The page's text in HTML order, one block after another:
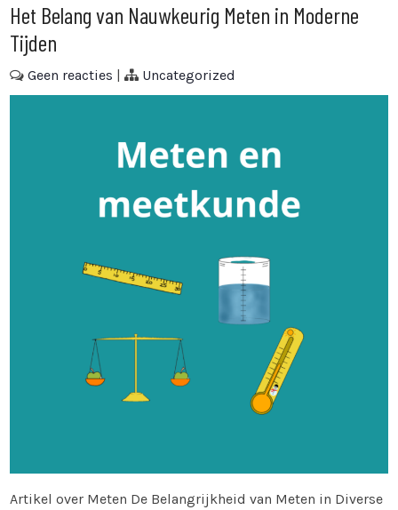
Het Belang van Nauwkeurig Meten in Moderne
Tijden
Geen reacties | Uncategorized
Artikel over Meten De Belangrijkheid van Meten in Diverse